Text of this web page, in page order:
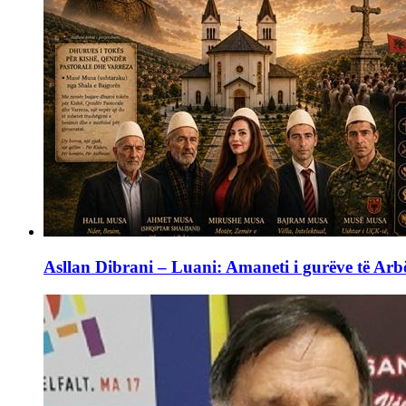
Asllan Dibrani – Luani: Amaneti i gurëve të